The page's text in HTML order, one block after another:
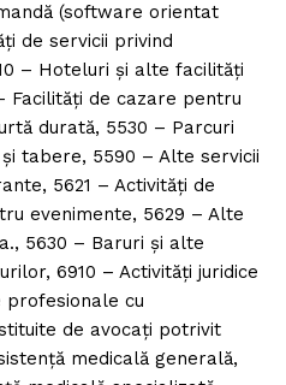
(software orientat
de servicii privind
– Hoteluri şi alte facilități
Facilități de cazare pentru
durată, 5530 – Parcuri
tabere, 5590 – Alte servicii
5621 – Activități de
evenimente, 5629 – Alte
5630 – Baruri și alte
6910 – Activități juridice
profesionale cu
de avocați potrivit
medicală generală,